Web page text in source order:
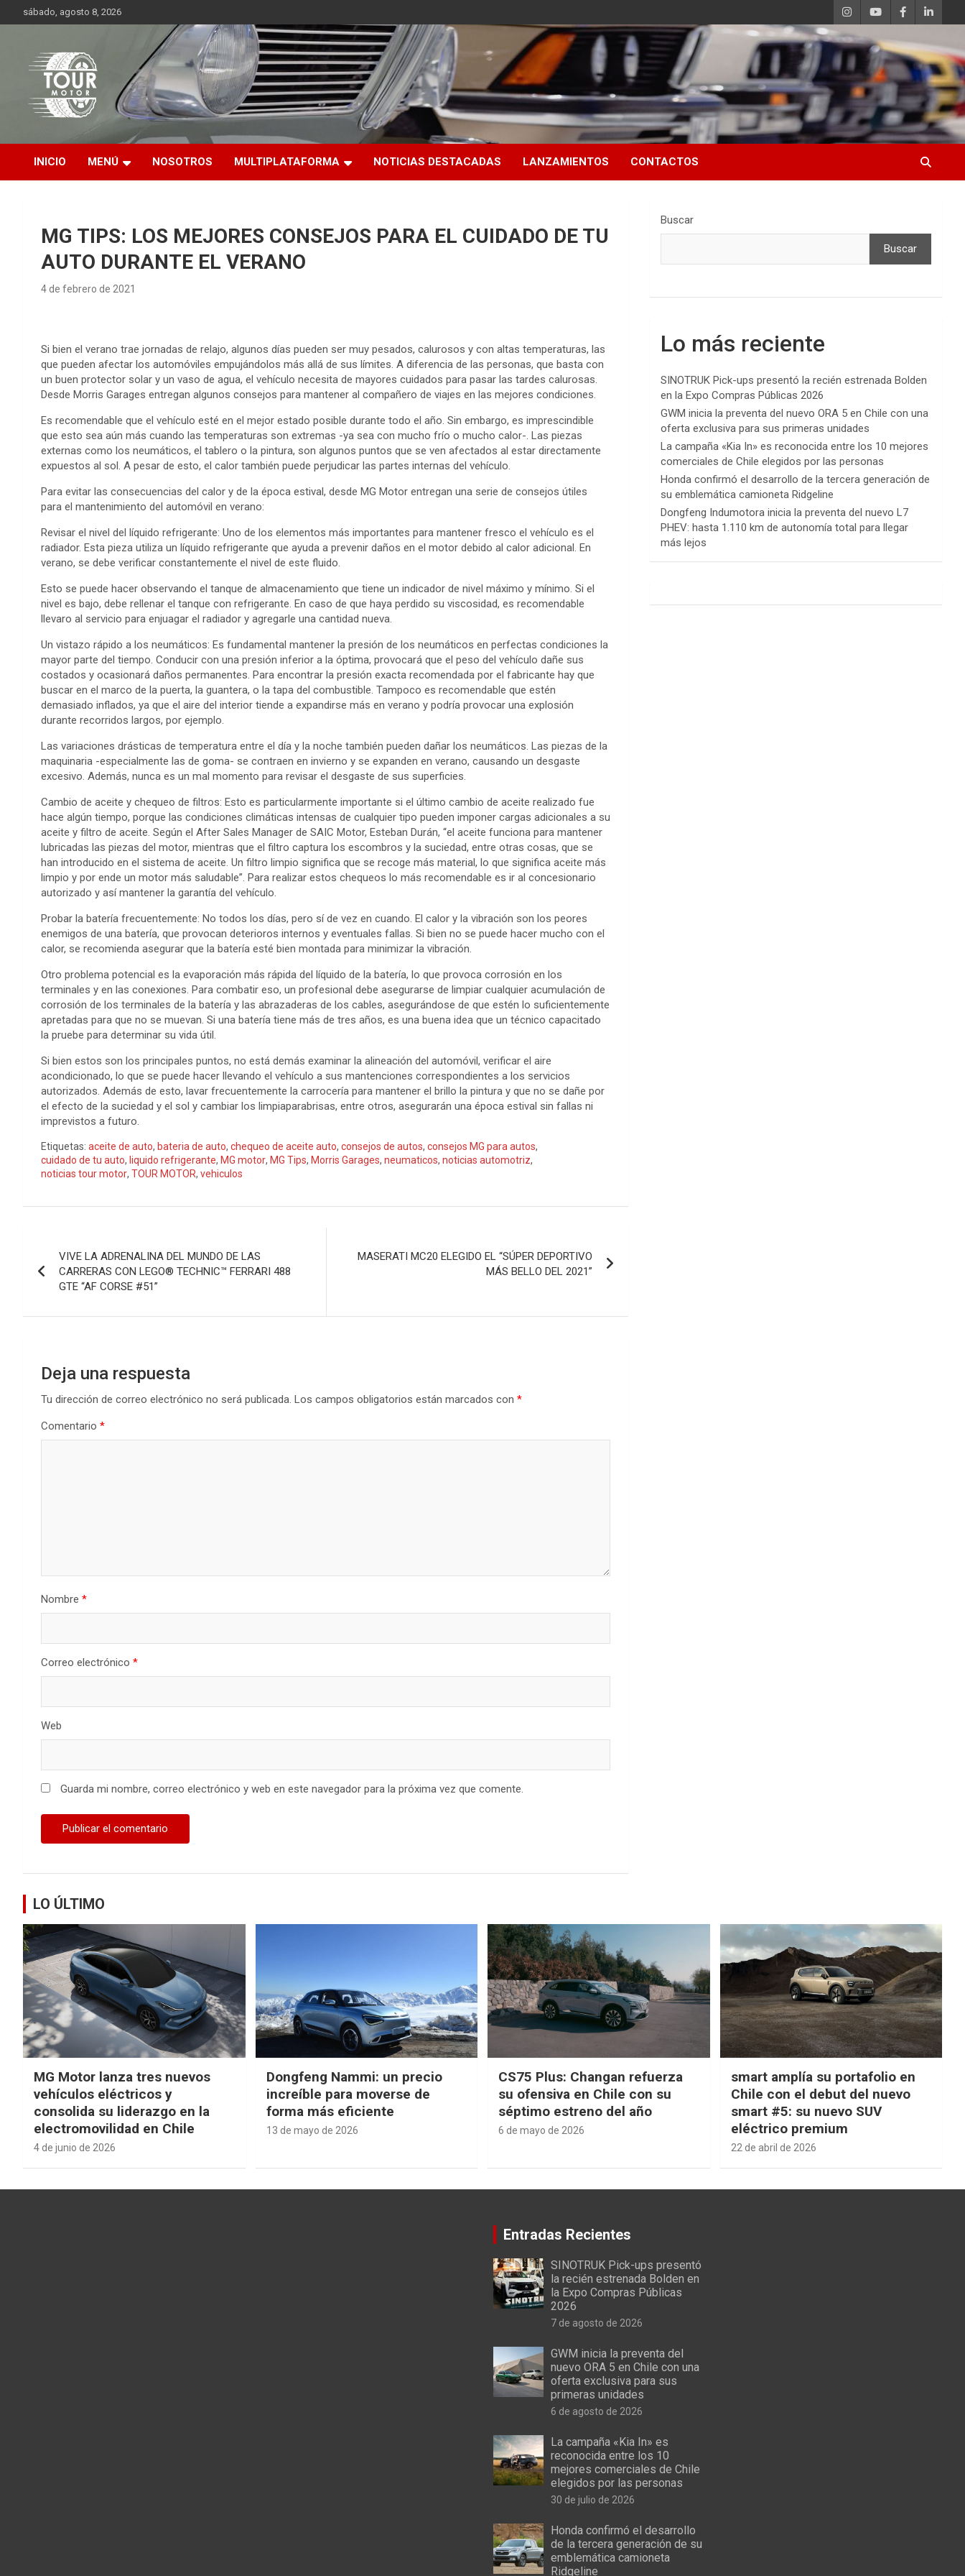
al
sábado, agosto 8, 2026
Tour Motor
Plataforma de contenido audiovisual para el sector automotriz
INICIO MENÚ NOSOTROS MULTIPLATAFORMA NOTICIAS DESTACADAS LANZAMIENTOS CONTACTOS
MG TIPS: LOS MEJORES CONSEJOS PARA EL CUIDADO DE TU
AUTO DURANTE EL VERANO
4 de febrero de 2021
Si bien el verano trae jornadas de relajo, algunos días pueden ser muy pesados, calurosos y con altas temperaturas, las
que pueden afectar los automóviles empujándolos más allá de sus límites. A diferencia de las personas, que basta con
un buen protector solar y un vaso de agua, el vehículo necesita de mayores cuidados para pasar las tardes calurosas.
Desde Morris Garages entregan algunos consejos para mantener al compañero de viajes en las mejores condiciones.
Es recomendable que el vehículo esté en el mejor estado posible durante todo el año. Sin embargo, es imprescindible
que esto sea aún más cuando las temperaturas son extremas -ya sea con mucho frío o mucho calor-. Las piezas
externas como los neumáticos, el tablero o la pintura, son algunos puntos que se ven afectados al estar directamente
expuestos al sol. A pesar de esto, el calor también puede perjudicar las partes internas del vehículo.
Para evitar las consecuencias del calor y de la época estival, desde MG Motor entregan una serie de consejos útiles
para el mantenimiento del automóvil en verano:
Revisar el nivel del líquido refrigerante: Uno de los elementos más importantes para mantener fresco el vehículo es el
radiador. Esta pieza utiliza un líquido refrigerante que ayuda a prevenir daños en el motor debido al calor adicional. En
verano, se debe verificar constantemente el nivel de este fluido.
Esto se puede hacer observando el tanque de almacenamiento que tiene un indicador de nivel máximo y mínimo. Si el
nivel es bajo, debe rellenar el tanque con refrigerante. En caso de que haya perdido su viscosidad, es recomendable
llevaro al servicio para enjuagar el radiador y agregarle una cantidad nueva.
Un vistazo rápido a los neumáticos: Es fundamental mantener la presión de los neumáticos en perfectas condiciones la
mayor parte del tiempo. Conducir con una presión inferior a la óptima, provocará que el peso del vehículo dañe sus
costados y ocasionará daños permanentes. Para encontrar la presión exacta recomendada por el fabricante hay que
buscar en el marco de la puerta, la guantera, o la tapa del combustible. Tampoco es recomendable que estén
demasiado inflados, ya que el aire del interior tiende a expandirse más en verano y podría provocar una explosión
durante recorridos largos, por ejemplo.
Las variaciones drásticas de temperatura entre el día y la noche también pueden dañar los neumáticos. Las piezas de la
maquinaria -especialmente las de goma- se contraen en invierno y se expanden en verano, causando un desgaste
excesivo. Además, nunca es un mal momento para revisar el desgaste de sus superficies.
Cambio de aceite y chequeo de filtros: Esto es particularmente importante si el último cambio de aceite realizado fue
hace algún tiempo, porque las condiciones climáticas intensas de cualquier tipo pueden imponer cargas adicionales a su
aceite y filtro de aceite. Según el After Sales Manager de SAIC Motor, Esteban Durán, “el aceite funciona para mantener
lubricadas las piezas del motor, mientras que el filtro captura los escombros y la suciedad, entre otras cosas, que se
han introducido en el sistema de aceite. Un filtro limpio significa que se recoge más material, lo que significa aceite más
limpio y por ende un motor más saludable”. Para realizar estos chequeos lo más recomendable es ir al concesionario
autorizado y así mantener la garantía del vehículo.
Probar la batería frecuentemente: No todos los días, pero sí de vez en cuando. El calor y la vibración son los peores
enemigos de una batería, que provocan deterioros internos y eventuales fallas. Si bien no se puede hacer mucho con el
calor, se recomienda asegurar que la batería esté bien montada para minimizar la vibración.
Otro problema potencial es la evaporación más rápida del líquido de la batería, lo que provoca corrosión en los
terminales y en las conexiones. Para combatir eso, un profesional debe asegurarse de limpiar cualquier acumulación de
corrosión de los terminales de la batería y las abrazaderas de los cables, asegurándose de que estén lo suficientemente
apretadas para que no se muevan. Si una batería tiene más de tres años, es una buena idea que un técnico capacitado
la pruebe para determinar su vida útil.
Si bien estos son los principales puntos, no está demás examinar la alineación del automóvil, verificar el aire
acondicionado, lo que se puede hacer llevando el vehículo a sus mantenciones correspondientes a los servicios
autorizados. Además de esto, lavar frecuentemente la carrocería para mantener el brillo la pintura y que no se dañe por
el efecto de la suciedad y el sol y cambiar los limpiaparabrisas, entre otros, asegurarán una época estival sin fallas ni
imprevistos a futuro.
Etiquetas: aceite de auto, bateria de auto, chequeo de aceite auto, consejos de autos, consejos MG para autos,
cuidado de tu auto, liquido refrigerante, MG motor, MG Tips, Morris Garages, neumaticos, noticias automotriz,
noticias tour motor, TOUR MOTOR, vehiculos
de
VIVE LA ADRENALINA DEL MUNDO DE LAS
CARRERAS CON LEGO® TECHNIC™ FERRARI 488
GTE “AF CORSE #51”
MASERATI MC20 ELEGIDO EL “SÚPER DEPORTIVO
MÁS BELLO DEL 2021”
Deja una respuesta
Tu dirección de correo electrónico no será publicada. Los campos obligatorios están marcados con *
Comentario *
Nombre *
Correo electrónico *
Web
Guarda mi nombre, correo electrónico y web en este navegador para la próxima vez que comente.
Buscar
Buscar
Lo más reciente
SINOTRUK Pick-ups presentó la recién estrenada Bolden
en la Expo Compras Públicas 2026
GWM inicia la preventa del nuevo ORA 5 en Chile con una
oferta exclusiva para sus primeras unidades
La campaña «Kia In» es reconocida entre los 10 mejores
comerciales de Chile elegidos por las personas
Honda confirmó el desarrollo de la tercera generación de
su emblemática camioneta Ridgeline
Dongfeng Indumotora inicia la preventa del nuevo L7
PHEV: hasta 1.110 km de autonomía total para llegar
más lejos
LO ÚLTIMO
MG Motor lanza tres nuevos
vehículos eléctricos y
consolida su liderazgo en la
electromovilidad en Chile
4 de junio de 2026
Dongfeng Nammi: un precio
increíble para moverse de
forma más eficiente
13 de mayo de 2026
CS75 Plus: Changan refuerza
su ofensiva en Chile con su
séptimo estreno del año
6 de mayo de 2026
smart amplía su portafolio en
Chile con el debut del nuevo
smart #5: su nuevo SUV
eléctrico premium
22 de abril de 2026
Entradas Recientes
SINOTRUK Pick-ups presentó
la recién estrenada Bolden en
la Expo Compras Públicas
2026
7 de agosto de 2026
GWM inicia la preventa del
nuevo ORA 5 en Chile con una
oferta exclusiva para sus
primeras unidades
6 de agosto de 2026
La campaña «Kia In» es
reconocida entre los 10
mejores comerciales de Chile
elegidos por las personas
30 de julio de 2026
Honda confirmó el desarrollo
de la tercera generación de su
emblemática camioneta
Ridgeline